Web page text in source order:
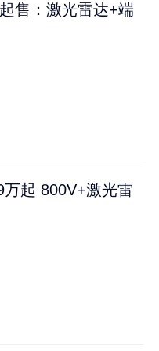
售：激光雷达+端
起 800V+激光雷